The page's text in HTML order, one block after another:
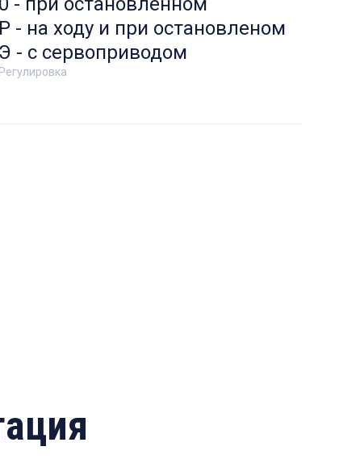
Регулировка
Р - на ходу и при остановленом
Э - с сервоприводом